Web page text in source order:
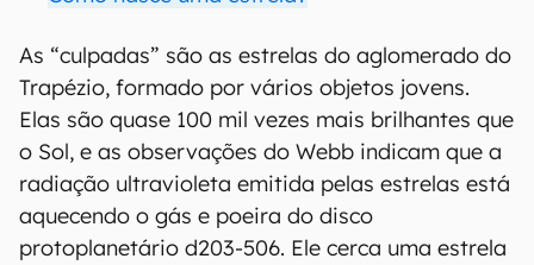
As “culpadas” são as estrelas do aglomerado do
Trapézio, formado por vários objetos jovens.
Elas são quase 100 mil vezes mais brilhantes que
o Sol, e as observações do Webb indicam que a
radiação ultravioleta emitida pelas estrelas está
aquecendo o gás e poeira do disco
protoplanetário d203-506. Ele cerca uma estrela